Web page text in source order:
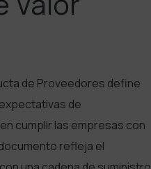
de Proveedores define
de
cumplir las empresas con
refleja el